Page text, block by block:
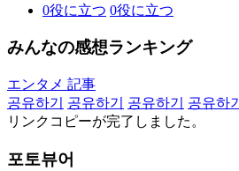
0役に立つ 0役に立つ
みんなの感想ランキング
エンタメ 記事
공유하기
공유하기 공유하기 공유하기
リンクコピーが完了しました。
포토뷰어